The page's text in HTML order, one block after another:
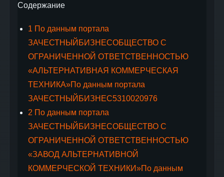
Содержание
1 По данным портала
ЗАЧЕСТНЫЙБИЗНЕСОБЩЕСТВО С
ОГРАНИЧЕННОЙ ОТВЕТСТВЕННОСТЬЮ
«АЛЬТЕРНАТИВНАЯ КОММЕРЧЕСКАЯ
ТЕХНИКА»По данным портала
ЗАЧЕСТНЫЙБИЗНЕС5310020976
2 По данным портала
ЗАЧЕСТНЫЙБИЗНЕСОБЩЕСТВО С
ОГРАНИЧЕННОЙ ОТВЕТСТВЕННОСТЬЮ
«ЗАВОД АЛЬТЕРНАТИВНОЙ
КОММЕРЧЕСКОЙ ТЕХНИКИ»По данным